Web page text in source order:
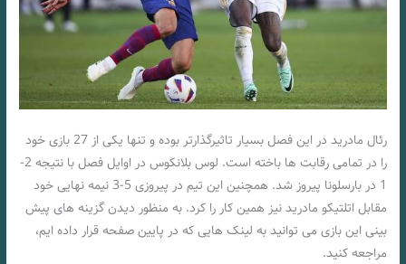
رئال مادرید در این فصل بسیار تاثیرگذارتر بوده و تنها یکی از 27 بازی خود
را در تمامی رقابت ها باخته است. لوس بلانکوس در اوایل فصل با نتیجه 2-
1 در بارسلونا پیروز شد. همچنین این تیم در پیروزی 5-3 نیمه نهایی خود
مقابل اتلتیکو مادرید نیز همین کار را کرد. به منظور دیدن گزینه های پیش
بینی این بازی می توانید به لینک هایی که در پایین صفحه قرار داده ایم،
مراجعه کنید.